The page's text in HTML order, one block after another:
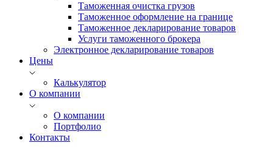
Таможенная очистка грузов
Таможенное оформление на границе
Таможенное декларирование товаров
Услуги таможенного брокера
Электронное декларирование товаров
Цены
Калькулятор
О компании
О компании
Портфолио
Контакты